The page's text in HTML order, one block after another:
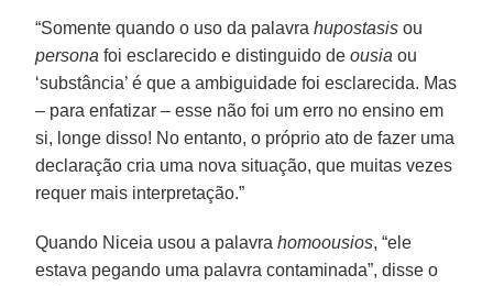
“Somente quando o uso da palavrahupostasis ou
persona foi esclarecido e distinguido deousia ou
‘substância’ é que a ambiguidade foi esclarecida. Mas
– para enfatizar – esse não foi um erro no ensino em
si, longe disso! No entanto, o próprio ato de fazer uma
declaração cria uma nova situação, que muitas vezes
requer mais interpretação.”
Quando Niceia usou a palavrahomoousios, “ele
estava pegando uma palavra contaminada”, disse o